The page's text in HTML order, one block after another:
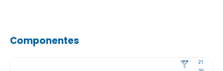
Componentes